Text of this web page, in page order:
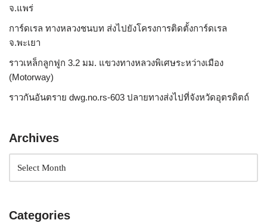
จ.แพร่
การ์ดเรล ทางหลวงชนบท ส่งไปยังโครงการติดตั้งการ์ดเรล
จ.พะเยา
ราวเหล็กลูกฟูก 3.2 มม. แขวงทางหลวงพิเศษระหว่างเมือง
(Motorway)
ราวกันอันตราย dwg.no.rs-603 ปลายทางส่งไปที่จังหวัดอุตรดิตถ์
Archives
Categories